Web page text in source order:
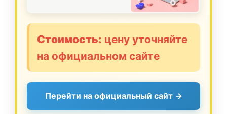
Стоимость: цену уточняйте
на официальном сайте
Перейти на официальный сайт →